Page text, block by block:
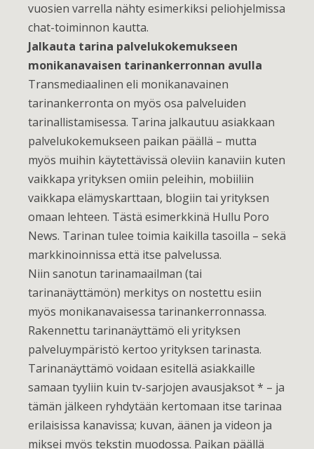
vuosien varrella nähty esimerkiksi peliohjelmissa
chat-toiminnon kautta.
Jalkauta tarina palvelukokemukseen
monikanavaisen tarinankerronnan avulla
Transmediaalinen eli monikanavainen
tarinankerronta on myös osa palveluiden
tarinallistamisessa. Tarina jalkautuu asiakkaan
palvelukokemukseen paikan päällä – mutta
myös muihin käytettävissä oleviin kanaviin kuten
vaikkapa yrityksen omiin peleihin, mobiiliin
vaikkapa elämyskarttaan, blogiin tai yrityksen
omaan lehteen. Tästä esimerkkinä Hullu Poro
News. Tarinan tulee toimia kaikilla tasoilla – sekä
markkinoinnissa että itse palvelussa.
Niin sanotun tarinamaailman (tai
tarinanäyttämön) merkitys on nostettu esiin
myös monikanavaisessa tarinankerronnassa.
Rakennettu tarinanäyttämö eli yrityksen
palveluympäristö kertoo yrityksen tarinasta.
Tarinanäyttämö voidaan esitellä asiakkaille
samaan tyyliin kuin tv-sarjojen avausjaksot * – ja
tämän jälkeen ryhdytään kertomaan itse tarinaa
erilaisissa kanavissa; kuvan, äänen ja videon ja
miksei myös tekstin muodossa. Paikan päällä